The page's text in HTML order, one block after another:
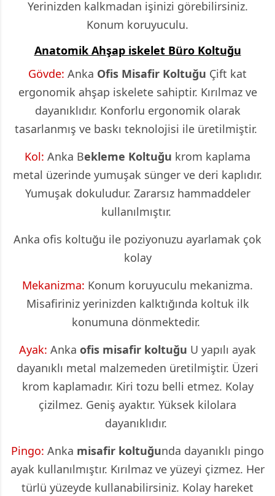
Yerinizden kalkmadan işinizi görebilirsiniz.
Konum koruyuculu.
Anatomik Ahşap iskelet Büro Koltuğu
Gövde: Anka Ofis Misafir Koltuğu Çift kat
ergonomik ahşap iskelete sahiptir. Kırılmaz ve
dayanıklıdır. Konforlu ergonomik olarak
tasarlanmış ve baskı teknolojisi ile üretilmiştir.
Kol: Anka Bekleme Koltuğu krom kaplama
metal üzerinde yumuşak sünger ve deri kaplıdır.
Yumuşak dokuludur. Zararsız hammaddeler
kullanılmıştır.
Anka ofis koltuğu ile poziyonuzu ayarlamak çok
kolay
Mekanizma: Konum koruyuculu mekanizma.
Misafiriniz yerinizden kalktığında koltuk ilk
konumuna dönmektedir.
Ayak: Anka ofis misafir koltuğu U yapılı ayak
dayanıklı metal malzemeden üretilmiştir. Üzeri
krom kaplamadır. Kiri tozu belli etmez. Kolay
çizilmez. Geniş ayaktır. Yüksek kilolara
dayanıklıdır.
Pingo: Anka misafir koltuğunda dayanıklı pingo
ayak kullanılmıştır. Kırılmaz ve yüzeyi çizmez. Her
türlü yüzeyde kullanabilirsiniz. Kolay hareket